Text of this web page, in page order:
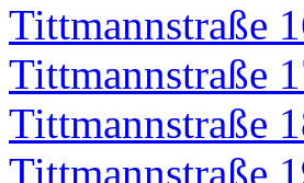
Tittmannstraße
Tittmannstraße
Tittmannstraße
Tittmannstraße